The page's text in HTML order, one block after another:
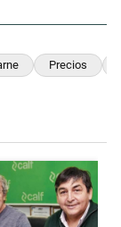
Precios
a Jorge
de tendencia con